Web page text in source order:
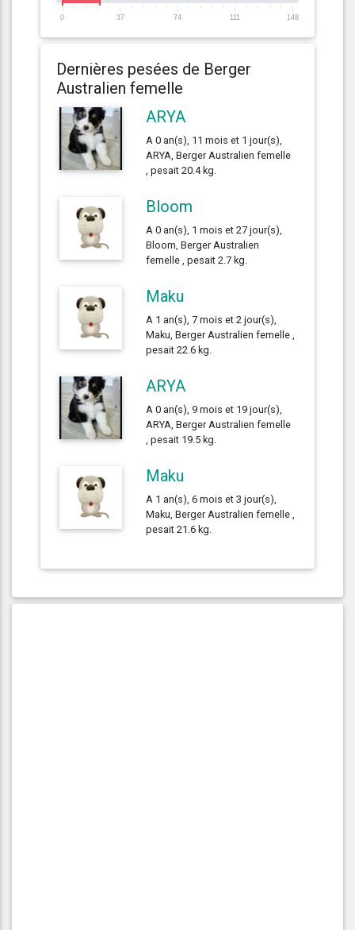
0 37 74 111 148
Dernières pesées de Berger
Australien femelle
ARYA
A 0 an(s), 11 mois et 1 jour(s),
ARYA, Berger Australien femelle
, pesait 20.4 kg.
Bloom
A 0 an(s), 1 mois et 27 jour(s),
Bloom, Berger Australien
femelle , pesait 2.7 kg.
Maku
A 1 an(s), 7 mois et 2 jour(s),
Maku, Berger Australien femelle ,
pesait 22.6 kg.
ARYA
A 0 an(s), 9 mois et 19 jour(s),
ARYA, Berger Australien femelle
, pesait 19.5 kg.
Maku
A 1 an(s), 6 mois et 3 jour(s),
Maku, Berger Australien femelle ,
pesait 21.6 kg.